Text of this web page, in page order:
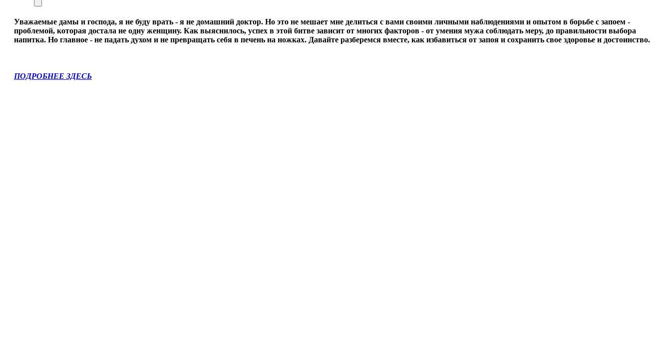
Уважаемые дамы и господа, я не буду врать - я не домашний доктор. Но это не мешает мне делиться с вами своими личными наблюдениями и опытом в борьбе с запоем -
проблемой, которая достала не одну женщину. Как выяснилось, успех в этой битве зависит от многих факторов - от умения мужа соблюдать меру, до правильности выбора
напитка. Но главное - не падать духом и не превращать себя в печень на ножках. Давайте разберемся вместе, как избавиться от запоя и сохранить свое здоровье и достоинство.
ПОДРОБНЕЕ ЗДЕСЬ